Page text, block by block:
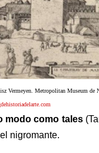
Vermeyen. Metropolitan Museum de
modo como tales
nigromante.